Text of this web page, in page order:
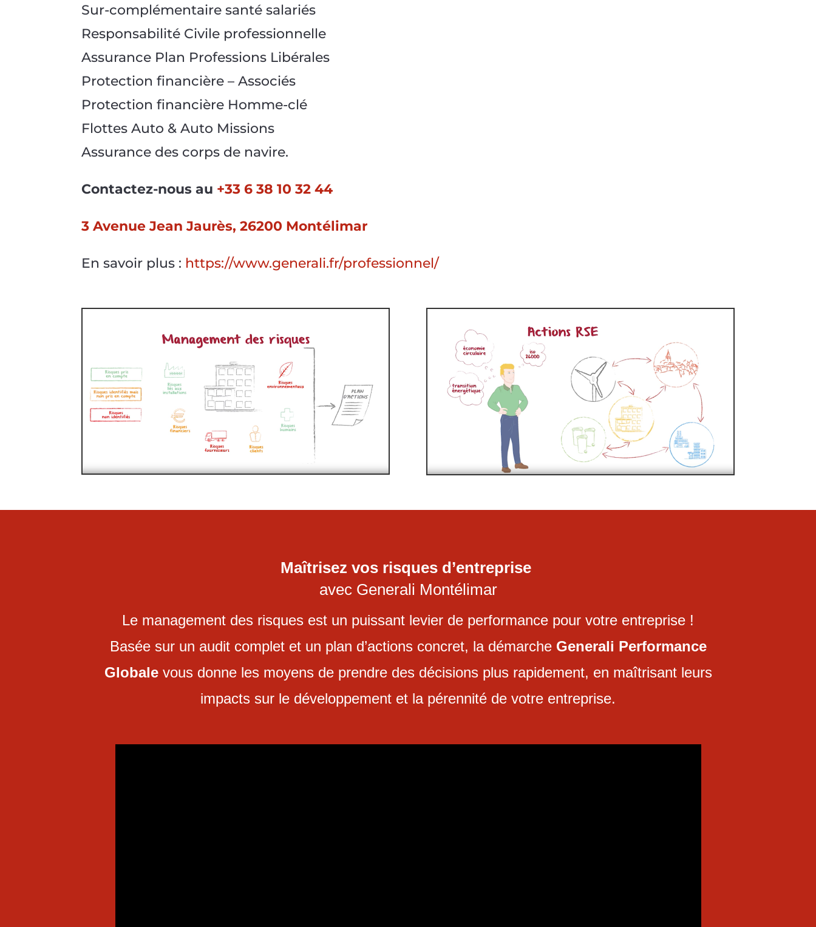
Sur-complémentaire santé salariés
Responsabilité Civile professionnelle
Assurance Plan Professions Libérales
Protection financière – Associés
Protection financière Homme-clé
Flottes Auto & Auto Missions
Assurance des corps de navire.
Contactez-nous au +33 6 38 10 32 44
3 Avenue Jean Jaurès, 26200 Montélimar
En savoir plus : https://www.generali.fr/professionnel/
Maîtrisez vos risques d’entreprise
avec Generali Montélimar
Le management des risques est un puissant levier de performance pour votre entreprise !
Basée sur un audit complet et un plan d’actions concret, la démarche Generali Performance
Globalevous donne les moyens de prendre des décisions plus rapidement, en maîtrisant leurs
impacts sur le développement et la pérennité de votre entreprise.